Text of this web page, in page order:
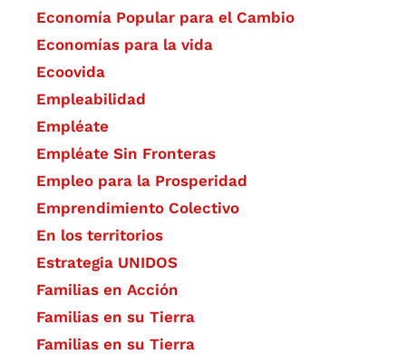
Economía Popular para el Cambio
Economías para la vida
Ecoovida
Empleabilidad
Empléate
Empléate Sin Fronteras
Empleo para la Prosperidad
Emprendimiento Colectivo
En los territorios
Estrategia UNIDOS
Familias en Acción
Familias en su Tierra
Familias en su Tierra